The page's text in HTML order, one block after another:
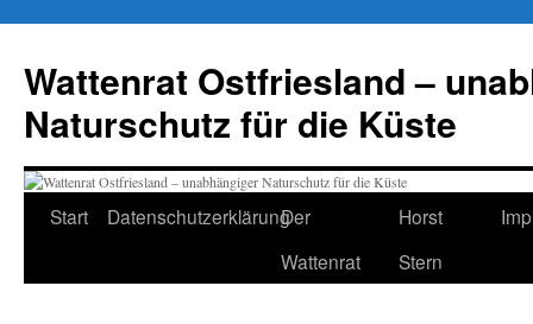
springen
Wattenrat Ostfriesland –
Naturschutz für die Küste
Start DatenschutzerklärungDer
Wattenrat
Horst
Stern